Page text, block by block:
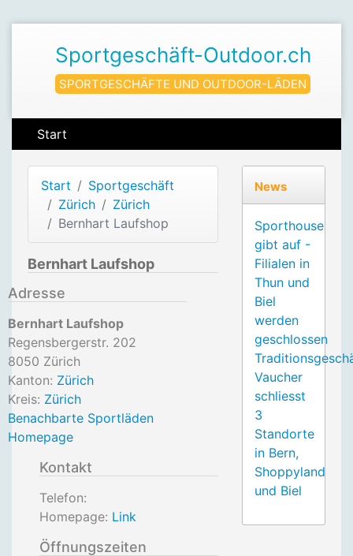
Sportgeschäft-Outdoor.ch
SPORTGESCHÄFTE UND OUTDOOR-LÄDEN
Start
Start
Sportgeschäft
Zürich
Zürich
Bernhart Laufshop
Bernhart Laufshop
Adresse
Bernhart Laufshop
Regensbergerstr. 202
8050 Zürich
Kanton: Zürich
Kreis: Zürich
Benachbarte Sportläden
Homepage
Kontakt
Telefon:
Homepage: Link
Öffnungszeiten
News
Sporthouse
gibt auf -
Filialen in
Thun und
Biel
werden
geschlossen
Vaucher
schliesst
3
Standorte
in Bern,
Shoppyland
und Biel